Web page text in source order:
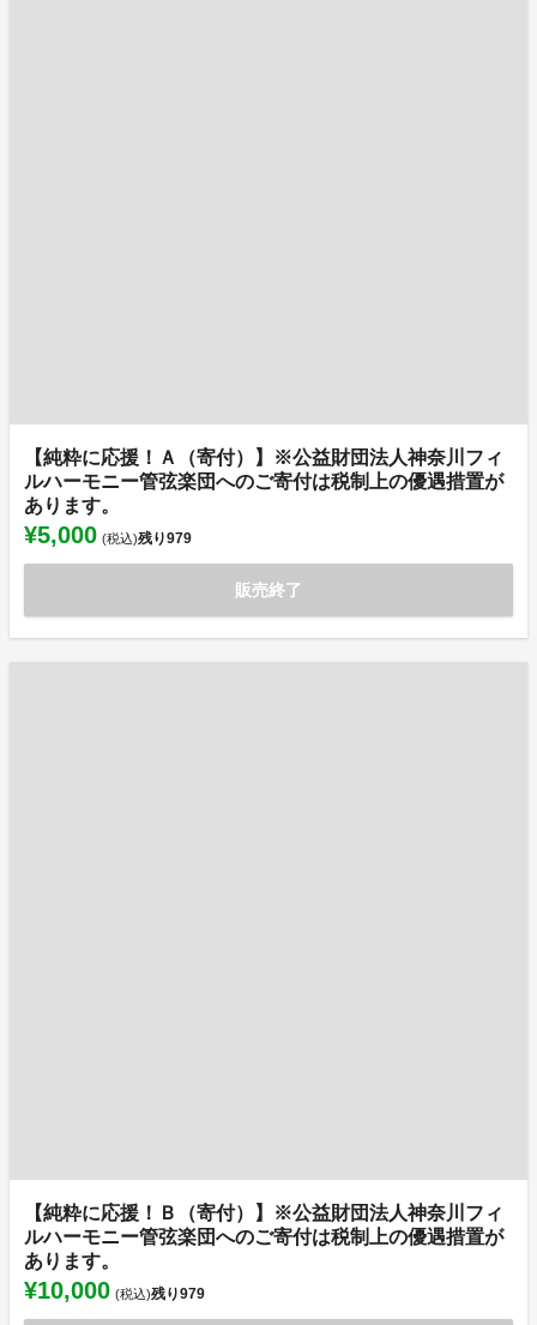
【純粋に応援！Ａ（寄付）】※公益財団法人神奈川フィ
ルハーモニー管弦楽団へのご寄付は税制上の優遇措置が
あります。
¥5,000 (税込)残り979
販売終了
【純粋に応援！Ｂ（寄付）】※公益財団法人神奈川フィ
ルハーモニー管弦楽団へのご寄付は税制上の優遇措置が
あります。
¥10,000 (税込)残り979